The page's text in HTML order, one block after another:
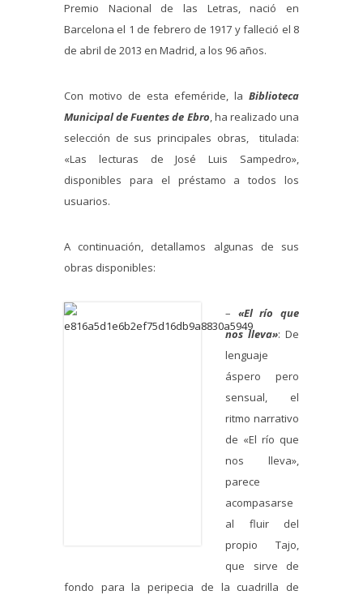
Premio Nacional de las Letras, nació en
Barcelona el 1 de febrero de 1917 y falleció el 8
de abril de 2013 en Madrid, a los 96 años.
Con motivo de esta efeméride, la Biblioteca
Municipal de Fuentes de Ebro, ha realizado una
selección de sus principales obras, titulada:
«Las lecturas de José Luis Sampedro»,
disponibles para el préstamo a todos los
usuarios.
A continuación, detallamos algunas de sus
obras disponibles:
– «El río que
nos lleva»: De
lenguaje
áspero pero
sensual, el
ritmo narrativo
de «El río que
nos lleva»,
parece
acompasarse
al fluir del
propio Tajo,
que sirve de
fondo para la peripecia de la cuadrilla de